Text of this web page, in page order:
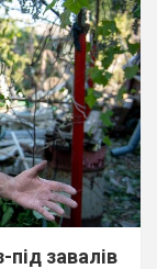
під завалів